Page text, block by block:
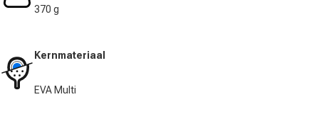
370 g
Kernmateriaal
EVA Multi